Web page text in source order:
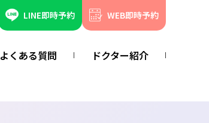
LINE即時予約 WEB即時予約
よくある質問 ドクター紹介